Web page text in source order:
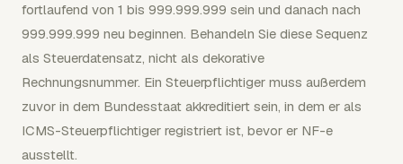
fortlaufend von 1 bis 999.999.999 sein und danach nach
999.999.999 neu beginnen. Behandeln Sie diese Sequenz
als Steuerdatensatz, nicht als dekorative
Rechnungsnummer. Ein Steuerpflichtiger muss außerdem
zuvor in dem Bundesstaat akkreditiert sein, in dem er als
ICMS-Steuerpflichtiger registriert ist, bevor er NF-e
ausstellt.